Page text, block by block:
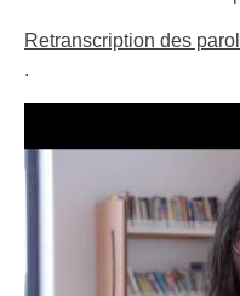
Retranscription des
.